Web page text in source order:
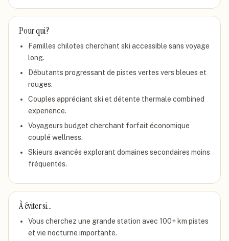
Pour qui ?
Familles chilotes cherchant ski accessible sans voyage
long.
Débutants progressant de pistes vertes vers bleues et
rouges.
Couples appréciant ski et détente thermale combined
experience.
Voyageurs budget cherchant forfait économique
couplé wellness.
Skieurs avancés explorant domaines secondaires moins
fréquentés.
À éviter si…
Vous cherchez une grande station avec 100+ km pistes
et vie nocturne importante.